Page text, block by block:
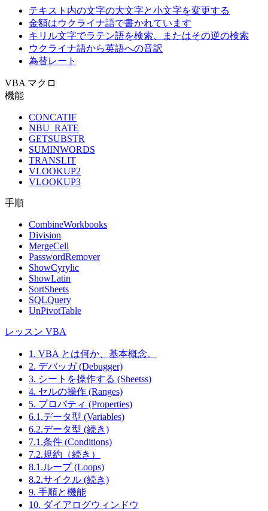
テキスト内の文字の大文字と小文字を変更する
金額はウクライナ語で書かれています
キリル文字でラテン語を検索、またはその逆の検索
ウクライナ語から英語への音訳
為替レート
VBA マクロ
機能
CONCATIF
NBU_RATE
GETSUBSTR
SUMINWORDS
TRANSLIT
VLOOKUP2
VLOOKUP3
手順
CombineWorkbooks
Division
MergeCell
PasswordRemover
ShowCyrylic
ShowLatin
SortSheets
SQLQuery
UnPivotTable
レッスン VBA
1. VBA とは何か、基本概念。
2. デバッガ (Debugger)
3. シートを操作する (Sheetss)
4. セルの操作 (Ranges)
5. プロパティ (Properties)
6.1.データ型 (Variables)
6.2.データ型 (続き)
7.1.条件 (Conditions)
7.2.規約（続き）
8.1.ループ (Loops)
8.2.サイクル (続き)
9. 手順と機能
10. ダイアログウィンドウ